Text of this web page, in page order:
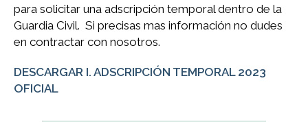
para solicitar una adscripción temporal dentro de la
Guardia Civil. Si precisas mas información no dudes
en contractar con nosotros.
DESCARGAR I. ADSCRIPCIÓN TEMPORAL 2023
OFICIAL